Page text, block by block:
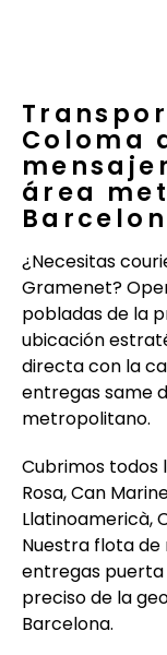
Coloma
área
¿Necesitas
Gramenet?
pobladas de la
ubicación
directa con la
entregas same
metropolitano.
Cubrimos todos
Rosa, Can
Llatinoamericà,
Nuestra flota
entregas
preciso de la
Barcelona.